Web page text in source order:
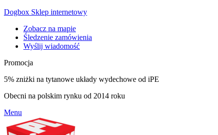
Dogbox Sklep internetowy
Zobacz na mapie
Śledzenie zamówienia
Wyślij wiadomość
Promocja
5% zniżki na tytanowe układy wydechowe od iPE
Obecni na polskim rynku od 2014 roku
Menu